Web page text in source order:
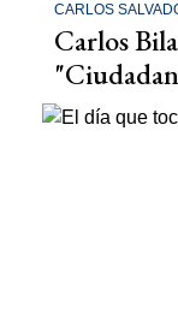
CARLOS
Carlos